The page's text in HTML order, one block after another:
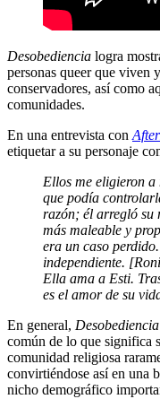
Desobediencia logra
personas queer que viven
conservadores, así como
comunidades.
En una entrevista con
etiquetar a su personaje
Ellos me eligieron
que podía
razón; él arregló su
más maleable y
era un caso
independiente.
Ella ama a Esti.
es el amor de su
En general, Desobediencia
común de lo que significa
comunidad religiosa
convirtiéndose así en una
nicho demográfico